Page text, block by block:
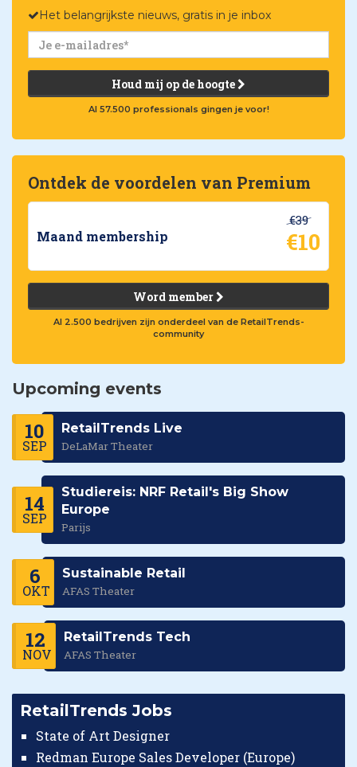
Het belangrijkste nieuws, gratis in je inbox
Houd mij op de hoogte
Al 57.500 professionals gingen je voor!
Ontdek de voordelen van Premium
Maand membership
€39
€10
Word member
Al 2.500 bedrijven zijn onderdeel van de RetailTrends-
community
Upcoming events
10
SEP
RetailTrends Live
DeLaMar Theater
14
SEP
Studiereis: NRF Retail's Big Show
Europe
Parijs
6
OKT
Sustainable Retail
AFAS Theater
12
NOV
RetailTrends Tech
AFAS Theater
RetailTrends Jobs
State of Art Designer
Redman Europe Sales Developer (Europe)